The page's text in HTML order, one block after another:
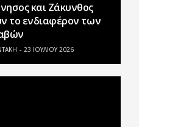
και Ζάκυνθος
το ενδιαφέρον των
23 ΙΟΥΛΊΟΥ 2026